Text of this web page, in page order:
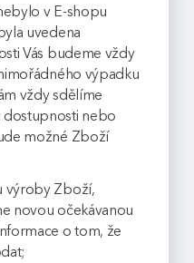
v E-shopu
uvedena
Vás budeme vždy
výpadku
vždy sdělíme
nebo
možné Zboží
výroby Zboží,
novou očekávanou
o tom, že